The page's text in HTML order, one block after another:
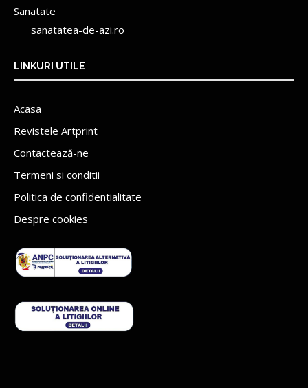
Sanatate
sanatatea-de-azi.ro
LINKURI UTILE
Acasa
Revistele Artprint
Contactează-ne
Termeni si conditii
Politica de confidentialitate
Despre cookies